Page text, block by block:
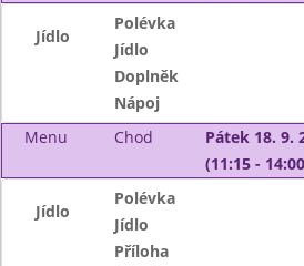
Jídlo
Polévka
Jídlo
Doplněk
Nápoj
Menu
Chod
Pátek 18. 9.
(11:15 -
Jídlo
Polévka
Jídlo
Příloha